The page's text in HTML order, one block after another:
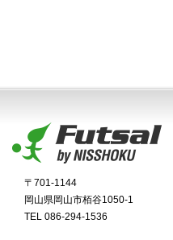
〒701-1144
岡山県岡山市栢谷1050-1
TEL 086-294-1536